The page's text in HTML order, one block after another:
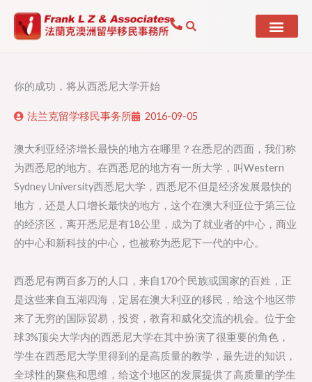
你的成功，将从西悉尼大学开始
法兰克留学移民事务所 2016-09-05
澳大利亚经济增长最快的地方在哪里？在悉尼的西面，我们称
为西悉尼的地方。在西悉尼的地方有一所大学，叫Western
Sydney University西悉尼大学，西悉尼不但是经济发展最快的
地方，还是人口增长最快的地方，这个在澳大利亚位于第三位
的经济区，离开悉尼是有18公里，成为了就业者的中心，商业
的中心和新科技的中心，也被称为悉尼下一代的中心。
西悉尼有两百多万的人口，来自170个民族或国家的百姓，正
是这些来自五湖四海，定居在澳大利亚的移民，给这个地区带
来了无穷的国际贸易，投资，教育和威化交流的机会。位于全
球3%顶尖大学内的西悉尼大学在其中扮演了很重要的角色，
学生在西悉尼大学里得到的是高质量的教学，最先进的知识，
全球性的聚焦和思维，给这个地区的发展提供了高质量的学生